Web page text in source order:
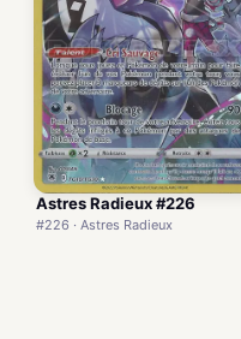
Astres Radieux #226
#226 · Astres Radieux